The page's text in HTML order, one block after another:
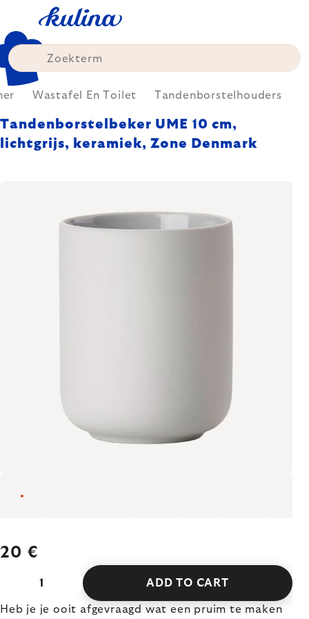
content
Wastafel En Toilet Tandenborstelhouders
Tandenborstelbeker UME 10 cm,
lichtgrijs, keramiek, Zone Denmark
20 €
ADD TO CART
Heb je je ooit afgevraagd wat een pruim te maken